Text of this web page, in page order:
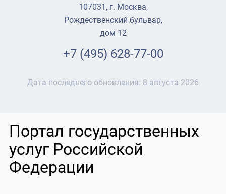
107031, г. Москва,
Рождественский бульвар,
дом 12
+7 (495) 628-77-00
Дата последнего обновления: 8 августа 2026
Портал государственных
услуг Российской
Федерации